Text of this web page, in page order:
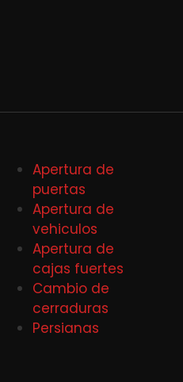
Apertura de
puertas
Apertura de
vehiculos
Apertura de
cajas fuertes
Cambio de
cerraduras
Persianas